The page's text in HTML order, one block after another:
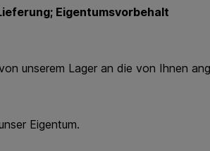
Eigentumsvorbehalt
Lager an die von Ihnen
Eigentum.